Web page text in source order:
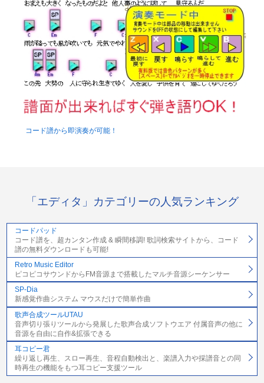
コード譜から即演奏が可能！
「エディタ」カテゴリーの人気ランキング
コードパッド
コード譜を、超カンタン作成 & 瞬間移調! 歌詞検索サイトから、コード
譜の無料ダウンロードも可能!
Retro Music Editor
ピコピコサウンドからFM音源まで搭載したマルチ音源シーケンサー
SP-Dia
新感覚作曲システム マウスだけで簡単作曲
歌声合成ツールUTAU
音声切り張りツールから発展した歌声合成ソフトウエア 付属音声の他に
音源を自由に自作&拡張できる
耳コピー君
繰り返し再生、スロー再生、音程自動検出と、楽譜入力や採譜音との同
時再生の機能をもつ耳コピー支援ツール